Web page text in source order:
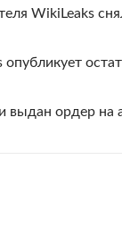
WikiLeaks
опубликует
выдан ордер на